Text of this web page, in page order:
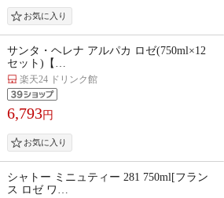
サンタ・ヘレナ アルパカ ロゼ(750ml×12
セット)【…
楽天24 ドリンク館
6,793円
シャトー ミニュティー 281 750ml[フラン
ス ロゼ ワ…